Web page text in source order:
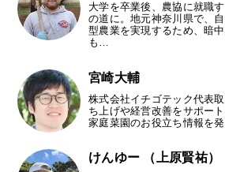
大学を卒業後、農協に就職
の道に。地元神奈川県で、
型農業を実現するため、暗
も…
宮崎大輔
株式会社イチゴテック代表
ち上げや経営改善をサポー
家庭菜園のお役立ち情報を
けんゆー （上原賢祐）